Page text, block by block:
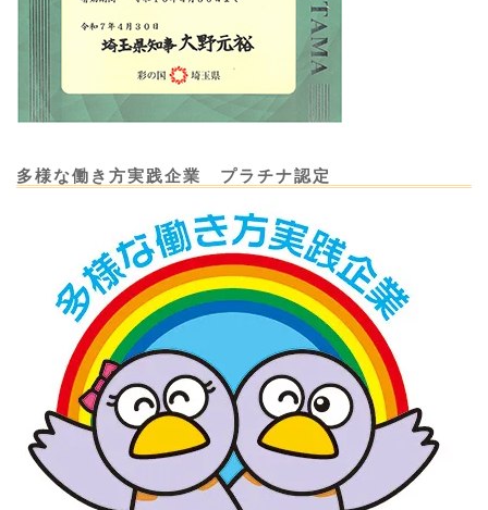
多様な働き方実践企業 プラチナ認定